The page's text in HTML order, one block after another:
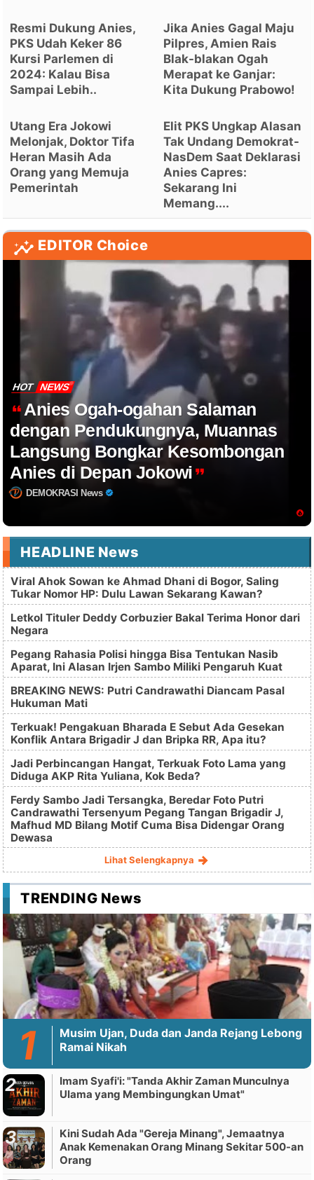
Resmi Dukung Anies,
PKS Udah Keker 86
Kursi Parlemen di
2024: Kalau Bisa
Sampai Lebih..
Jika Anies Gagal Maju
Pilpres, Amien Rais
Blak-blakan Ogah
Merapat ke Ganjar:
Kita Dukung Prabowo!
Utang Era Jokowi
Melonjak, Doktor Tifa
Heran Masih Ada
Orang yang Memuja
Pemerintah
Elit PKS Ungkap Alasan
Tak Undang Demokrat-
NasDem Saat Deklarasi
Anies Capres:
Sekarang Ini
Memang....
EDITOR Choice
HOT NEWS
Anies Ogah-ogahan Salaman
dengan Pendukungnya, Muannas
Langsung Bongkar Kesombongan
Anies di Depan Jokowi
DEMOKRASI News
HEADLINE News
Viral Ahok Sowan ke Ahmad Dhani di Bogor, Saling
Tukar Nomor HP: Dulu Lawan Sekarang Kawan?
Letkol Tituler Deddy Corbuzier Bakal Terima Honor dari
Negara
Pegang Rahasia Polisi hingga Bisa Tentukan Nasib
Aparat, Ini Alasan Irjen Sambo Miliki Pengaruh Kuat
BREAKING NEWS: Putri Candrawathi Diancam Pasal
Hukuman Mati
Terkuak! Pengakuan Bharada E Sebut Ada Gesekan
Konflik Antara Brigadir J dan Bripka RR, Apa itu?
Jadi Perbincangan Hangat, Terkuak Foto Lama yang
Diduga AKP Rita Yuliana, Kok Beda?
Ferdy Sambo Jadi Tersangka, Beredar Foto Putri
Candrawathi Tersenyum Pegang Tangan Brigadir J,
Mafhud MD Bilang Motif Cuma Bisa Didengar Orang
Dewasa
Lihat Selengkapnya
TRENDING News
Musim Ujan, Duda dan Janda Rejang Lebong
Ramai Nikah
Imam Syafi'i: "Tanda Akhir Zaman Munculnya
Ulama yang Membingungkan Umat"
Kini Sudah Ada "Gereja Minang", Jemaatnya
Anak Kemenakan Orang Minang Sekitar 500-an
Orang